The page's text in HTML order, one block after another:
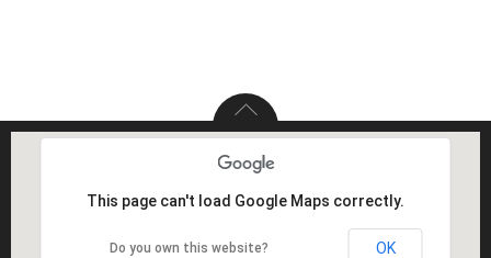
This page can't load Google Maps correctly.
Do you own this website? OK